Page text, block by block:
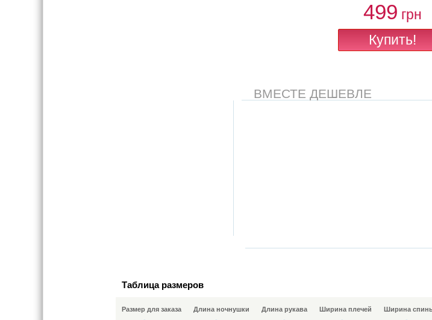
499 грн
ВМЕСТЕ ДЕШЕВЛЕ
Таблица размеров
Размер для заказа Длина ночнушки Длина рукава Ширина плечей Ширина